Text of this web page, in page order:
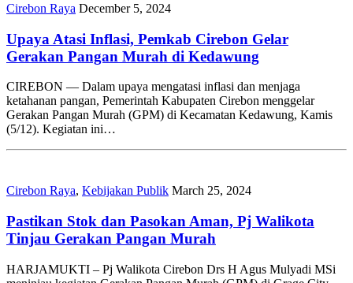
Cirebon Raya December 5, 2024
Upaya Atasi Inflasi, Pemkab Cirebon Gelar
Gerakan Pangan Murah di Kedawung
CIREBON — Dalam upaya mengatasi inflasi dan menjaga
ketahanan pangan, Pemerintah Kabupaten Cirebon menggelar
Gerakan Pangan Murah (GPM) di Kecamatan Kedawung, Kamis
(5/12). Kegiatan ini…
Cirebon Raya, Kebijakan Publik March 25, 2024
Pastikan Stok dan Pasokan Aman, Pj Walikota
Tinjau Gerakan Pangan Murah
HARJAMUKTI – Pj Walikota Cirebon Drs H Agus Mulyadi MSi